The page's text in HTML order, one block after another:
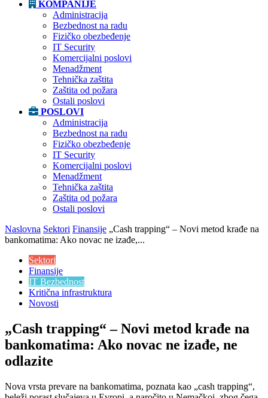
KOMPANIJE
Administracija
Bezbednost na radu
Fizičko obezbeđenje
IT Security
Komercijalni poslovi
Menadžment
Tehnička zaštita
Zaštita od požara
Ostali poslovi
POSLOVI
Administracija
Bezbednost na radu
Fizičko obezbeđenje
IT Security
Komercijalni poslovi
Menadžment
Tehnička zaštita
Zaštita od požara
Ostali poslovi
Naslovna Sektori Finansije „Cash trapping“ – Novi metod krađe na
bankomatima: Ako novac ne izađe,...
Sektori
Finansije
IT Bezbednost
Kritična infrastruktura
Novosti
„Cash trapping“ – Novi metod krađe na
bankomatima: Ako novac ne izađe, ne
odlazite
Nova vrsta prevare na bankomatima, poznata kao „cash trapping“,